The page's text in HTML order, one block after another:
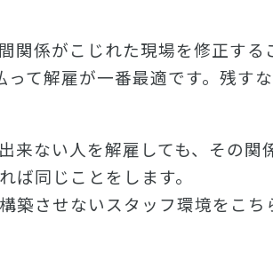
関係がこじれた現場を修正する
って解雇が一番最適です。残す
来ない人を解雇しても、その
ば同じことをします。
築させないスタッフ環境をこち